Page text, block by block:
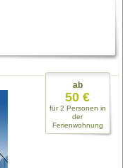
ab
50 €
für 2 Personen in
der
Ferienwohnung